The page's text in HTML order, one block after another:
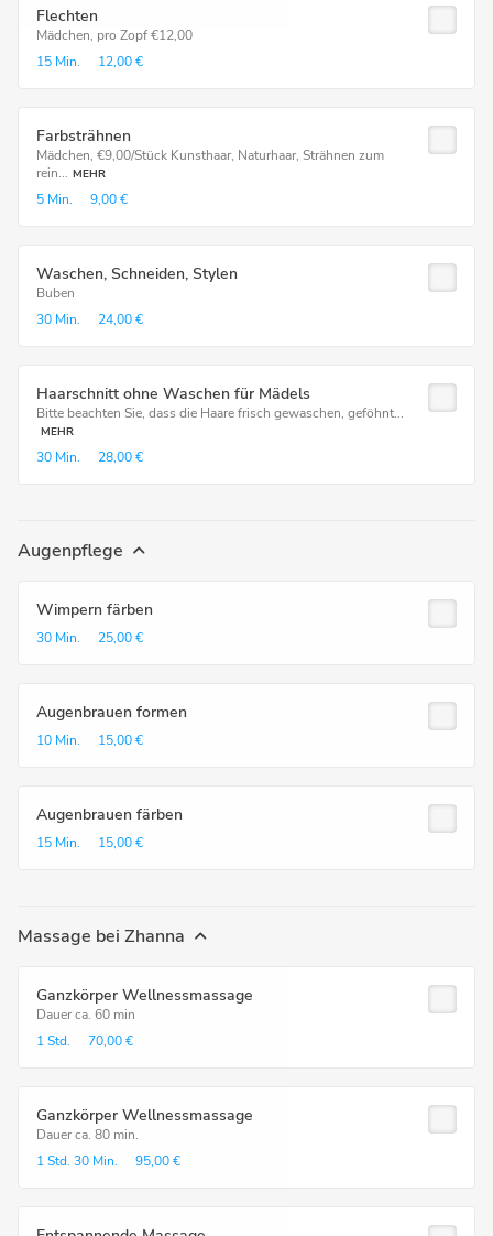
Flechten
Mädchen, pro Zopf €12,00
15 Min.
12,00 €
Farbsträhnen
Mädchen, €9,00/Stück Kunsthaar, Naturhaar, Strähnen zum
rein... MEHR
5 Min. 9,00 €
Waschen, Schneiden, Stylen
Buben
30 Min.
24,00 €
Haarschnitt ohne Waschen für Mädels
Bitte beachten Sie, dass die Haare frisch gewaschen, geföhnt...
MEHR
30 Min. 28,00 €
Augenpflege
Wimpern färben
30 Min. 25,00 €
Augenbrauen formen
10 Min. 15,00 €
Augenbrauen färben
15 Min. 15,00 €
Massage bei Zhanna
Ganzkörper Wellnessmassage
Dauer ca. 60 min
1 Std.
70,00 €
Ganzkörper Wellnessmassage
Dauer ca. 80 min.
1 Std. 30 Min. 95,00 €